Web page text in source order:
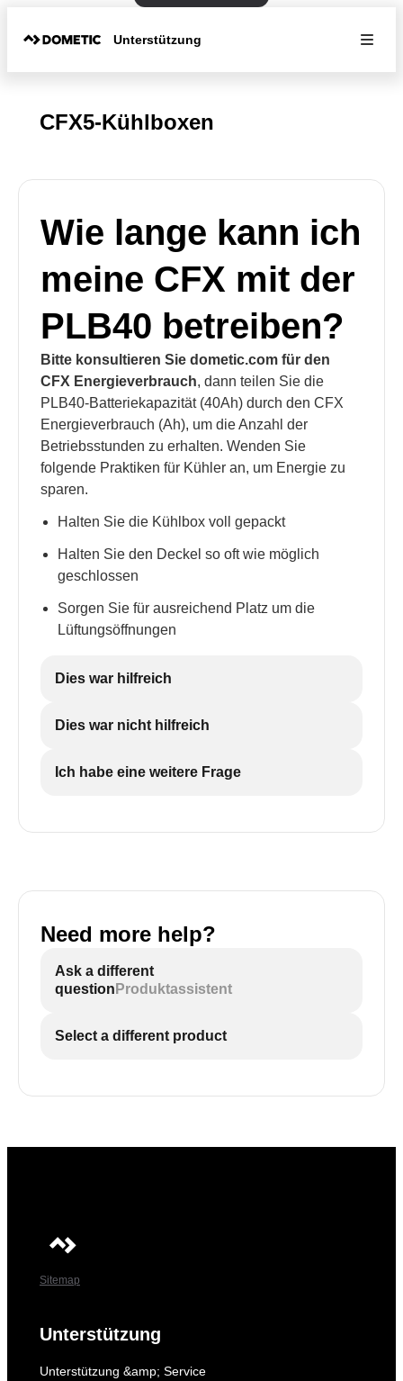
Unterstützung
CFX5-Kühlboxen
Wie lange kann ich
meine CFX mit der
PLB40 betreiben?
Bitte konsultieren Sie dometic.com für den
CFX Energieverbrauch, dann teilen Sie die
PLB40-Batteriekapazität (40Ah) durch den CFX
Energieverbrauch (Ah), um die Anzahl der
Betriebsstunden zu erhalten. Wenden Sie
folgende Praktiken für Kühler an, um Energie zu
sparen.
Halten Sie die Kühlbox voll gepackt
Halten Sie den Deckel so oft wie möglich
geschlossen
Sorgen Sie für ausreichend Platz um die
Lüftungsöffnungen
Dies war hilfreich
Dies war nicht hilfreich
Ich habe eine weitere Frage
Need more help?
Ask a different
question Produktassistent
Select a different product
Sitemap
Unterstützung
Unterstützung &amp; Service